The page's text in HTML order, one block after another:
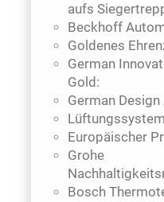
aufs
Beckhoff
Goldenes
German
Gold:
German
Europäischer
Grohe
Bosch